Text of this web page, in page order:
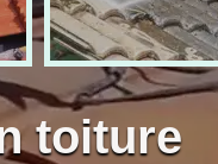
toiture